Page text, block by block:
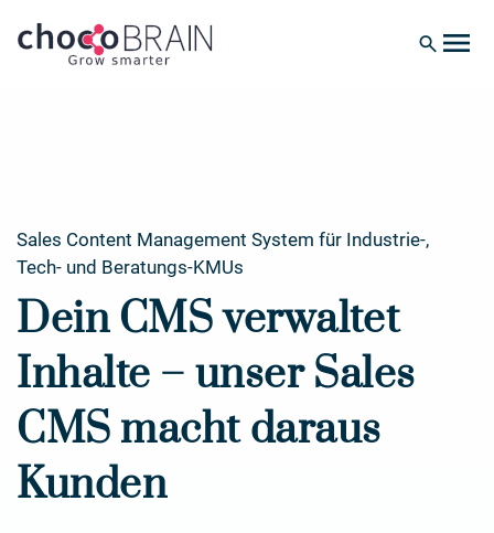
search menu
Sales Content Management System für Industrie-,
Tech- und Beratungs-KMUs
Dein CMS verwaltet
Inhalte – unser Sales
CMS macht daraus
Kunden